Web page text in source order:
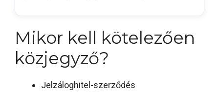
Mikor kell kötelezően
közjegyző?
Jelzáloghitel-szerződés